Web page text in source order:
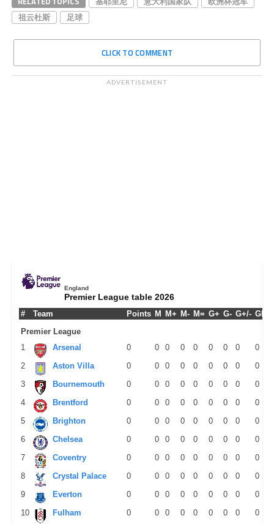
祖云杜斯
足球
CLICK TO COMMENT
ADVERTISEMENT
England
Premier League table 2026
# Team Points M M+ M- M= G+ G- G+/- GPM
Premier League
1
Arsenal 0 0 0 0 0 0 0 0
0
2
Aston Villa 0 0 0 0 0 0 0 0
0
3
Bournemouth 0 0 0 0 0 0 0 0
0
4
Brentford 0 0 0 0 0 0 0 0
0
5
Brighton 0 0 0 0 0 0 0 0
0
6
Chelsea 0 0 0 0 0 0 0 0
0
7
Coventry 0 0 0 0 0 0 0 0
0
8
Crystal Palace 0 0 0 0 0 0 0 0
0
9
Everton 0 0 0 0 0 0 0 0
0
10
Fulham 0 0 0 0 0 0 0 0 0